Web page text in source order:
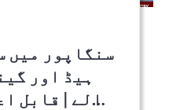
ہیڈ اور
والے | قابل